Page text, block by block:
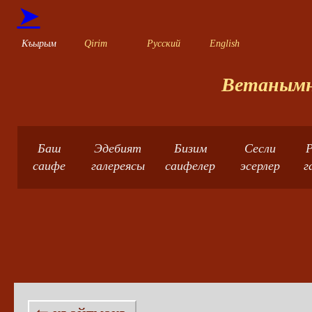
➤
Къырым Qirim Русский English
Баш
саифе
Эдебият
галереясы
Бизим
саифелер
Сесли
эсерлер